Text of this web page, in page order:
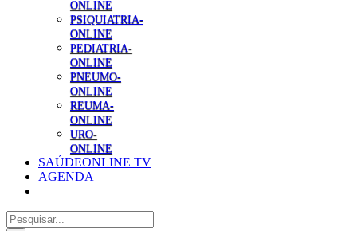
ONLINE
PSIQUIATRIA-
ONLINE
PEDIATRIA-
ONLINE
PNEUMO-
ONLINE
REUMA-
ONLINE
URO-
ONLINE
SAÚDEONLINE TV
AGENDA
Pesquisar